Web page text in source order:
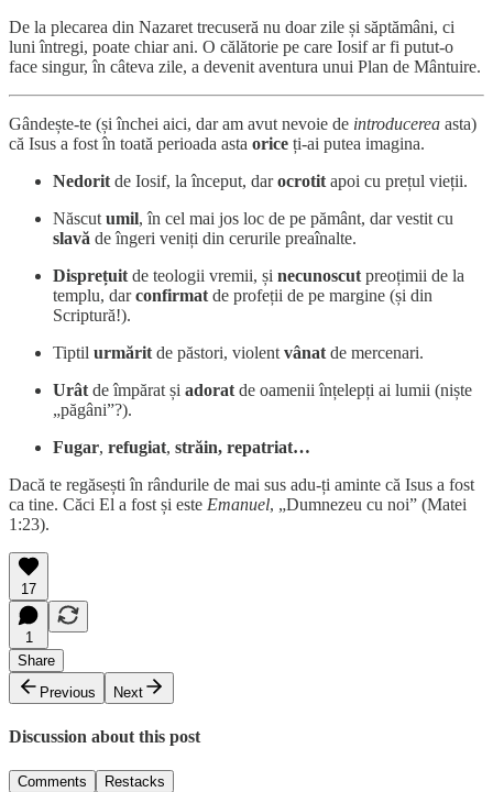
De la plecarea din Nazaret trecuseră nu doar zile și săptămâni, ci
luni întregi, poate chiar ani. O călătorie pe care Iosif ar fi putut-o
face singur, în câteva zile, a devenit aventura unui Plan de Mântuire.
Gândește-te (și închei aici, dar am avut nevoie de introducerea asta)
că Isus a fost în toată perioada asta orice ți-ai putea imagina.
Nedorit de Iosif, la început, darocrotit apoi cu prețul vieții.
Născut umil, în cel mai jos loc de pe pământ, dar vestit cu
slavă de îngeri veniți din cerurile preaînalte.
Disprețuit de teologii vremii, și necunoscut preoțimii de la
templu, darconfirmat de profeții de pe margine (și din
Scriptură!).
Tiptil urmărit de păstori, violent vânat de mercenari.
Urât de împărat și adorat de oamenii înțelepți ai lumii (niște
„păgâni”?).
Fugar, refugiat, străin, repatriat…
Dacă te regăsești în rândurile de mai sus adu-ți aminte că Isus a fost
ca tine. Căci El a fost și este Emanuel, „Dumnezeu cu noi” (Matei
1:23).
17
1
Share
Previous
Next
Discussion about this post
Comments Restacks